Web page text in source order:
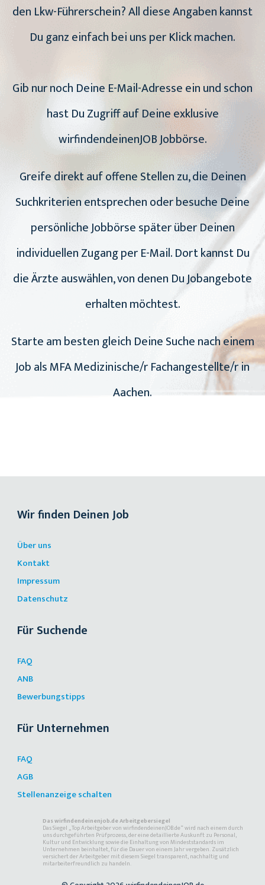
den Lkw-Führerschein? All diese Angaben kannst
Du ganz einfach bei uns per Klick machen.
Gib nur noch Deine E-Mail-Adresse ein und schon
hast Du Zugriff auf Deine exklusive
wirfindendeinenJOB Jobbörse.
Greife direkt auf offene Stellen zu, die Deinen
Suchkriterien entsprechen oder besuche Deine
persönliche Jobbörse später über Deinen
individuellen Zugang per E-Mail. Dort kannst Du
die Ärzte auswählen, von denen Du Jobangebote
erhalten möchtest.
Starte am besten gleich Deine Suche nach einem
Job als MFA Medizinische/r Fachangestellte/r in
Aachen.
Wir finden Deinen Job
Über uns
Kontakt
Impressum
Datenschutz
Für Suchende
FAQ
ANB
Bewerbungstipps
Für Unternehmen
FAQ
AGB
Stellenanzeige schalten
Das wirfindendeinenjob.de Arbeitgebersiegel
Das Siegel „Top Arbeitgeber von wirfindendeinenJOB.de“ wird nach einem durch
uns durchgeführten Prüfprozess, der eine detaillierte Auskunft zu Personal,
Kultur und Entwicklung sowie die Einhaltung von Mindeststandards im
Unternehmen beinhaltet, für die Dauer von einem Jahr vergeben. Zusätzlich
versichert der Arbeitgeber mit diesem Siegel transparent, nachhaltig und
mitarbeiterfreundlich zu handeln.